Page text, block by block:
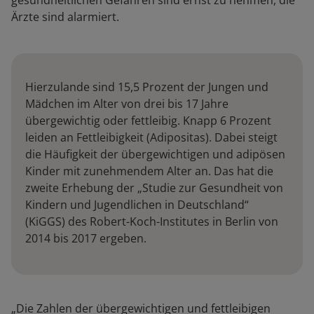
Ärzte sind alarmiert.
Hierzulande sind 15,5 Prozent der Jungen und
Mädchen im Alter von drei bis 17 Jahre
übergewichtig oder fettleibig. Knapp 6 Prozent
leiden an Fettleibigkeit (Adipositas). Dabei steigt
die Häufigkeit der übergewichtigen und adipösen
Kinder mit zunehmendem Alter an. Das hat die
zweite Erhebung der „Studie zur Gesundheit von
Kindern und Jugendlichen in Deutschland“
(KiGGS) des Robert-Koch-Institutes in Berlin von
2014 bis 2017 ergeben.
„Die Zahlen der übergewichtigen und fettleibigen